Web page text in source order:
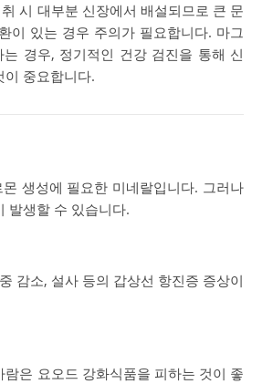
시 대부분 신장에서 배설되므로 큰 문
이 있는 경우 주의가 필요합니다. 마그
경우, 정기적인 건강 검진을 통해 신
이 중요합니다.
생성에 필요한 미네랄입니다. 그러나
발생할 수 있습니다.
감소, 설사 등의 갑상선 항진증 증상이
은 요오드 강화식품을 피하는 것이 좋